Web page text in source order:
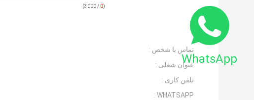
(
0
/ 3000)
تماس با شخص :
عنوان شغلی :
تلفن کاری :
WHATSAPP :
WhatsApp